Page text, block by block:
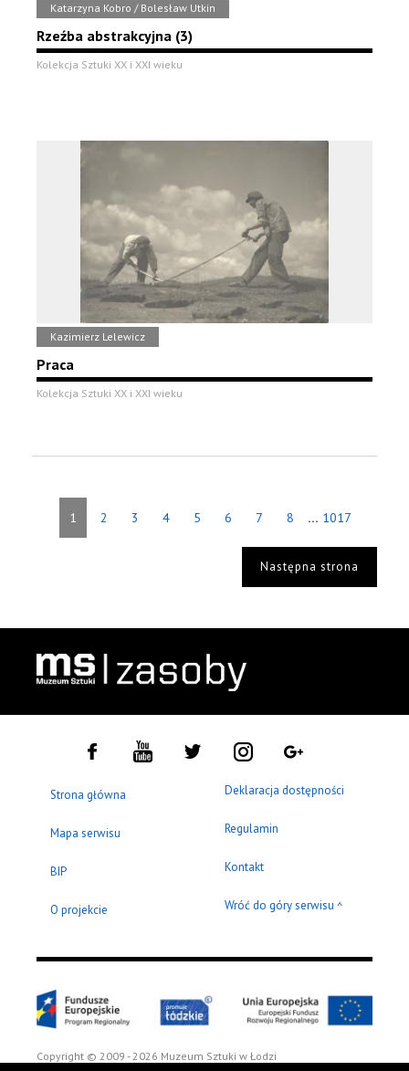
Katarzyna Kobro / Bolesław Utkin
Rzeźba abstrakcyjna (3)
Kolekcja Sztuki XX i XXI wieku
Kazimierz Lelewicz
Praca
Kolekcja Sztuki XX i XXI wieku
1 2 3 4 5 6 7 8 ... 1017
Następna strona
Strona główna
Mapa serwisu
BIP
O projekcie
Deklaracja dostępności
Regulamin
Kontakt
Wróć do góry serwisu ^
Copyright © 2009 - 2026 Muzeum Sztuki w Łodzi